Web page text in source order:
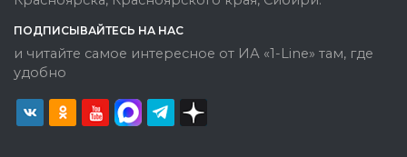
ПОДПИСЫВАЙТЕСЬ НА НАС
и читайте самое интересное от ИА «1-Line» там, где
удобно